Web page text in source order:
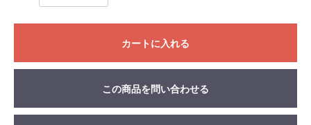
カートに入れる
この商品を問い合わせる